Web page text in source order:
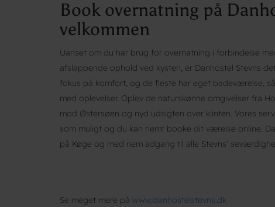
Book overnatning på
velkommen
Uanset om du har brug for overnatning i forbindelse
afslappende ophold ved kysten, er Danhostel Stevns
fokus på komfort, og de fleste har eget badeværelse,
med oplevelser. Oplev de naturskønne omgivelser fra
mod Østersøen og nyd udsigten over klinten. Vores
som muligt og du kan nemt booke dit værelse online.
på Køge og med nem adgang til alle Stevns'
Se meget mere på www.danhostelstevns.dk